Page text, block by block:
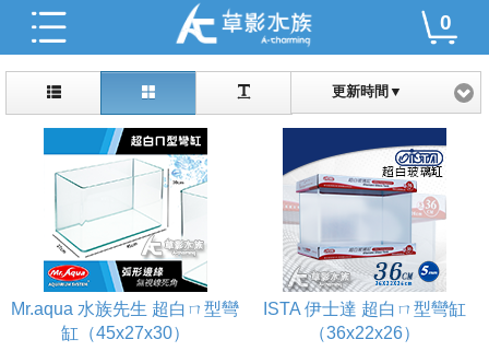
0
更新時間▼
Mr.aqua 水族先生 超白ㄇ型彎
缸（45x27x30）
ISTA 伊士達 超白ㄇ型彎缸
（36x22x26）